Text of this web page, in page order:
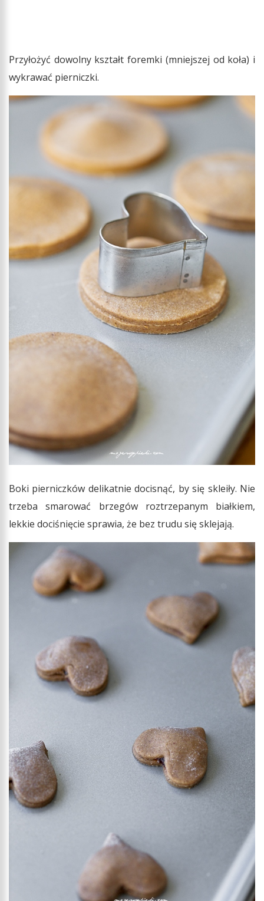
Przyłożyć dowolny kształt foremki (mniejszej od koła) i
wykrawać pierniczki.
Boki pierniczków delikatnie docisnąć, by się skleiły. Nie
trzeba smarować brzegów roztrzepanym białkiem,
lekkie dociśnięcie sprawia, że bez trudu się sklejają.